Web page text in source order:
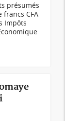
présumés
CFA
Impôts